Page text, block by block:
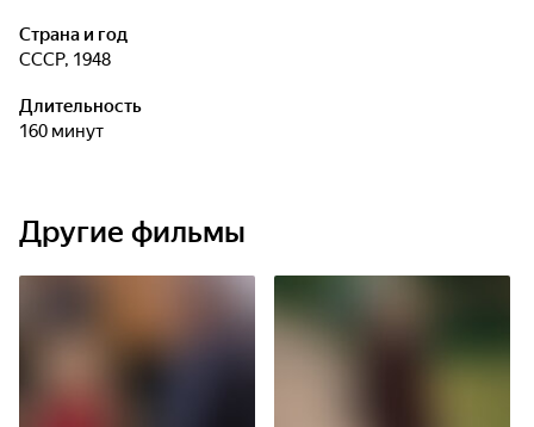
Страна и год
СССР, 1948
Длительность
160 минут
Другие фильмы